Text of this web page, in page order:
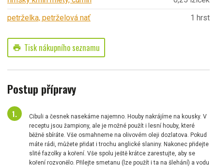
petrželka, petrželová nať
1 hrst
print Tisk nákupního seznamu
Postup přípravy
Cibuli a česnek nasekáme najemno. Houby nakrájíme na kousky. V
receptu jsou žampiony, ale je možné použít i lesní houby, které
běžně sbíráte. Vše osmahneme na olivovém oleji dozlatova. Pokud
máte rádi, můžete přidat i trochu anglické slaniny. Nakonec přidejte
slité fazolky a koření. Vše spolu ještě krátce zarestujte, aby se
koření rozvonělo. Přilejte smetanu (lze použít i ta na šlehání) a vodu